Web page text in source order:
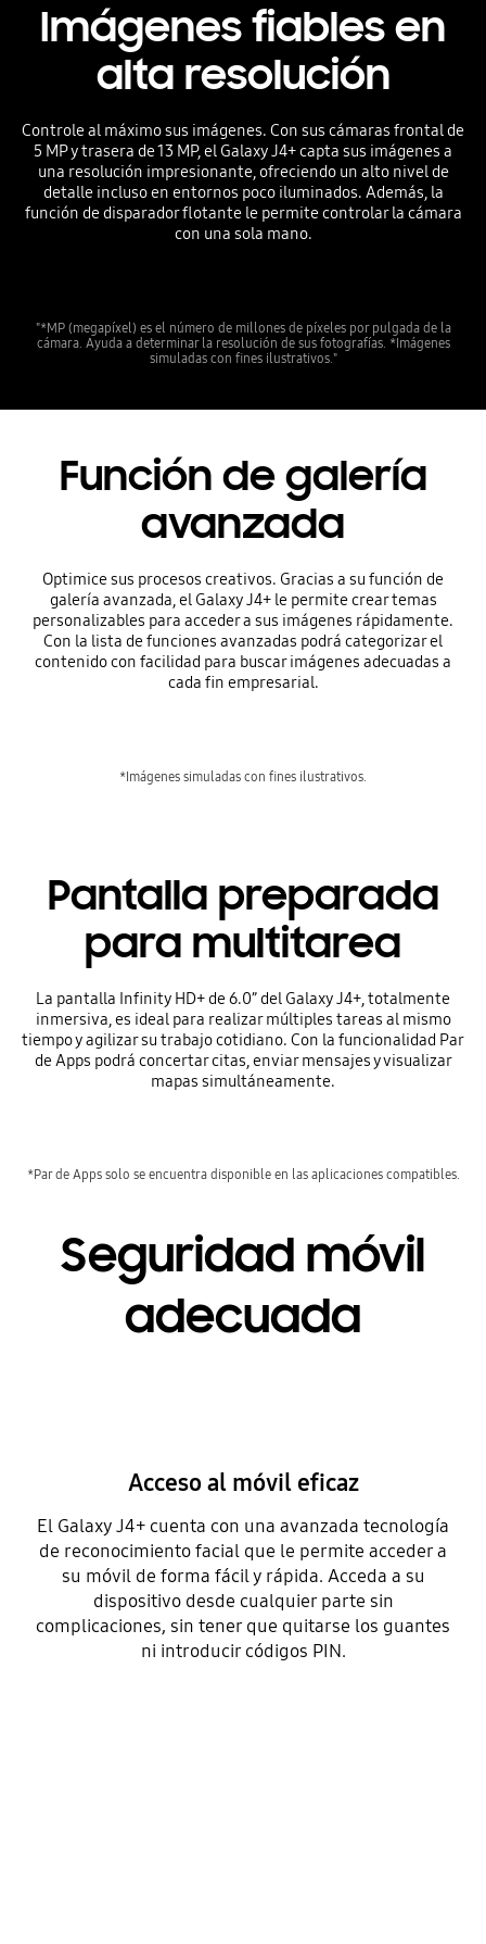
Imágenes fiables en
alta resolución
Controle al máximo sus imágenes. Con sus cámaras frontal de
5 MP y trasera de 13 MP, el Galaxy J4+ capta sus imágenes a
una resolución impresionante, ofreciendo un alto nivel de
detalle incluso en entornos poco iluminados. Además, la
función de disparador flotante le permite controlar la cámara
con una sola mano.
"*MP (megapíxel) es el número de millones de píxeles por pulgada de la
cámara. Ayuda a determinar la resolución de sus fotografías. *Imágenes
simuladas con fines ilustrativos."
Función de galería
avanzada
Optimice sus procesos creativos. Gracias a su función de
galería avanzada, el Galaxy J4+ le permite crear temas
personalizables para acceder a sus imágenes rápidamente.
Con la lista de funciones avanzadas podrá categorizar el
contenido con facilidad para buscar imágenes adecuadas a
cada fin empresarial.
*Imágenes simuladas con fines ilustrativos.
Pantalla preparada
para multitarea
La pantalla Infinity HD+ de 6.0” del Galaxy J4+, totalmente
inmersiva, es ideal para realizar múltiples tareas al mismo
tiempo y agilizar su trabajo cotidiano. Con la funcionalidad Par
de Apps podrá concertar citas, enviar mensajes y visualizar
mapas simultáneamente.
*Par de Apps solo se encuentra disponible en las aplicaciones compatibles.
Seguridad móvil
adecuada
Acceso al móvil eficaz
El Galaxy J4+ cuenta con una avanzada tecnología
de reconocimiento facial que le permite acceder a
su móvil de forma fácil y rápida. Acceda a su
dispositivo desde cualquier parte sin
complicaciones, sin tener que quitarse los guantes
ni introducir códigos PIN.